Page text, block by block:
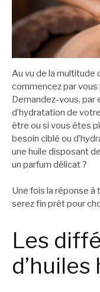
Au vu de la multitude
commencez par
Demandez-vous, par
d’hydratation de
être ou si vous êtes
besoin ciblé ou
une huile disposant
un parfum délicat ?
Une fois la réponse
serez fin prêt pour
Les